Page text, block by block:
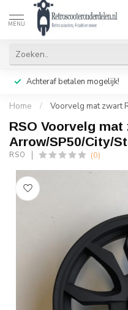
MENU
Achteraf betalen mogelijk!
Home / Voorvelg mat zwart
RSO Voorvelg mat
Arrow/SP50/City/
RSO (0)